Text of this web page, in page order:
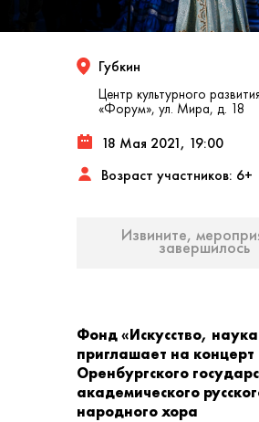
Губкин
Центр культурного развития
«Форум», ул. Мира, д. 18
18 Мая 2021, 19:00
Возраст участников: 6+
Извините,
завершилось
Фонд «Искусство, наука
приглашает на концерт
Оренбургского
академического
народного хора